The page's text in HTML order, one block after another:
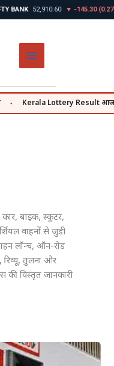
52,910.60 ▼ -145.30 (0.27%)
Lottery Result आज | Sthree
बाइक, स्कूटर,
वाहनों से जुड़ी
लॉन्च, ऑन-रोड
तुलना और
की विस्तृत जानकारी